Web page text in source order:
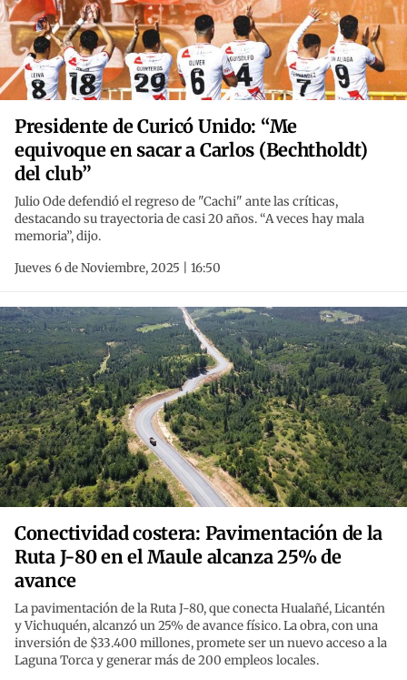
Presidente de Curicó Unido: “Me
equivoque en sacar a Carlos (Bechtholdt)
del club”
Julio Ode defendió el regreso de "Cachi" ante las críticas,
destacando su trayectoria de casi 20 años. “A veces hay mala
memoria”, dijo.
Jueves 6 de Noviembre, 2025 | 16:50
Conectividad costera: Pavimentación de la
Ruta J-80 en el Maule alcanza 25% de
avance
La pavimentación de la Ruta J-80, que conecta Hualañé, Licantén
y Vichuquén, alcanzó un 25% de avance físico. La obra, con una
inversión de $33.400 millones, promete ser un nuevo acceso a la
Laguna Torca y generar más de 200 empleos locales.